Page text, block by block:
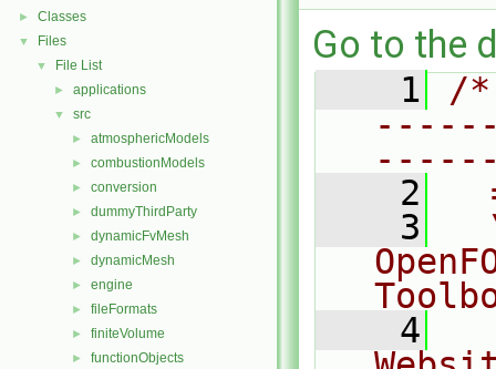
► Classes
▼ Files
▼ File List
► applications
▼ src
► atmosphericModels
► combustionModels
► conversion
► dummyThirdParty
► dynamicFvMesh
► dynamicMesh
► engine
► fileFormats
► finiteVolume
► functionObjects
Go to the
    1
/
    2
    3
    4